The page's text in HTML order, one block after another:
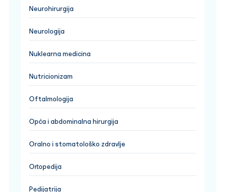
Neurohirurgija
Neurologija
Nuklearna medicina
Nutricionizam
Oftalmologija
Opća i abdominalna hirurgija
Oralno i stomatološko zdravlje
Ortopedija
Pedijatrija